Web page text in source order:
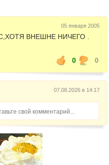
05 января 2005
ВНЕШНЕ НИЧЕГО .
0 0
07.08.2026 в 14:17
свой комментарий...